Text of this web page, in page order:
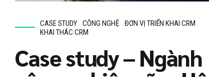
CASE STUDY CÔNG NGHỆ
ĐƠN VỊ TRIỂN KHAI CRM
KHAI THÁC CRM
Case study – Ngành